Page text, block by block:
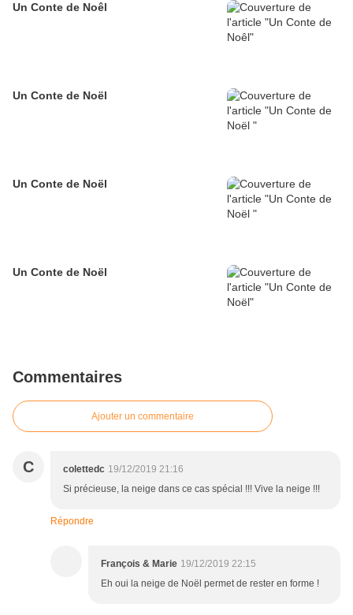
Un Conte de Noêl
Un Conte de Noël
Un Conte de Noël
Un Conte de Noël
Commentaires
Ajouter un commentaire
C colettedc 19/12/2019 21:16
Si précieuse, la neige dans ce cas spécial !!! Vive la neige !!!
Répondre
François & Marie 19/12/2019 22:15
Eh oui la neige de Noël permet de rester en forme !